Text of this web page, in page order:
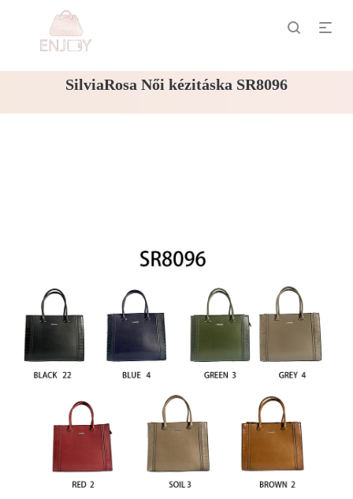
SilviaRosa Női kézitáska SR8096